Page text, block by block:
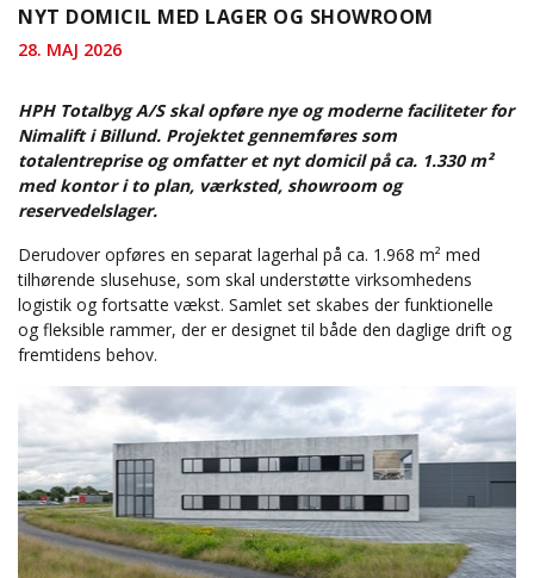
NYT DOMICIL MED LAGER OG SHOWROOM
28. MAJ 2026
HPH Totalbyg A/S skal opføre nye og moderne faciliteter for
Nimalift i Billund. Projektet gennemføres som
totalentreprise og omfatter et nyt domicil på ca. 1.330 m²
med kontor i to plan, værksted, showroom og
reservedelslager.
Derudover opføres en separat lagerhal på ca. 1.968 m² med
tilhørende slusehuse, som skal understøtte virksomhedens
logistik og fortsatte vækst. Samlet set skabes der funktionelle
og fleksible rammer, der er designet til både den daglige drift og
fremtidens behov.